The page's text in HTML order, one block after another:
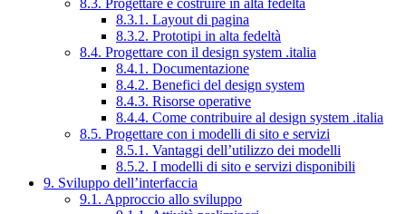
8.3.1. Layout di pagina
8.3.2. Prototipi in alta fedeltà
8.4. Progettare con il design system .italia
8.4.1. Documentazione
8.4.2. Benefici del design system
8.4.3. Risorse operative
8.4.4. Come contribuire al design system .italia
8.5. Progettare con i modelli di sito e servizi
8.5.1. Vantaggi dell’utilizzo dei modelli
8.5.2. I modelli di sito e servizi disponibili
9. Sviluppo dell’interfaccia
9.1. Approccio allo sviluppo